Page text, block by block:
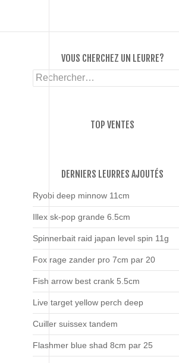
VOUS CHERCHEZ UN LEURRE?
Rechercher :
TOP VENTES
DERNIERS LEURRES AJOUTÉS
Ryobi deep minnow 11cm
Illex sk-pop grande 6.5cm
Spinnerbait raid japan level spin 11g
Fox rage zander pro 7cm par 20
Fish arrow best crank 5.5cm
Live target yellow perch deep
Cuiller suissex tandem
Flashmer blue shad 8cm par 25